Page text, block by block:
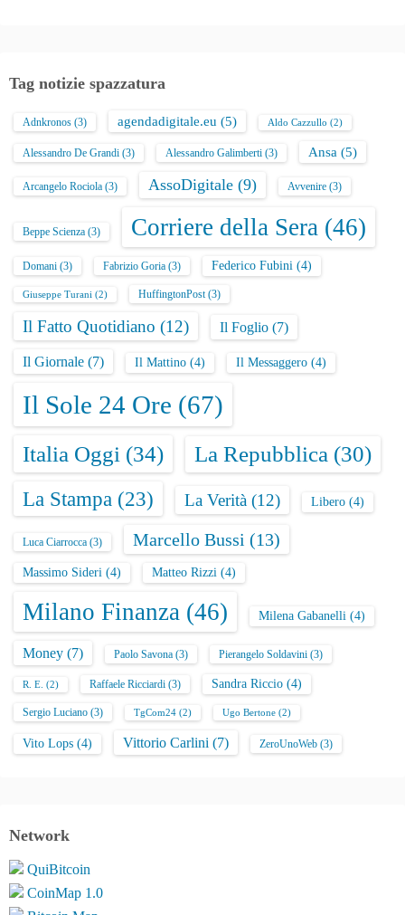
Tag notizie spazzatura
Adnkronos (3) agendadigitale.eu (5) Aldo Cazzullo (2)
Alessandro De Grandi (3) Alessandro Galimberti (3) Ansa (5)
Arcangelo Rociola (3) AssoDigitale (9) Avvenire (3)
Beppe Scienza (3) Corriere della Sera (46)
Domani (3) Fabrizio Goria (3) Federico Fubini (4)
Giuseppe Turani (2) HuffingtonPost(3)
Il Fatto Quotidiano (12) Il Foglio (7)
Il Giornale (7) Il Mattino (4) Il Messaggero (4)
Il Sole 24 Ore (67)
Italia Oggi (34) La Repubblica (30)
La Stampa (23) La Verità (12) Libero (4)
Luca Ciarrocca (3) Marcello Bussi (13)
Massimo Sideri (4) Matteo Rizzi (4)
Milano Finanza (46) Milena Gabanelli (4)
Money (7) Paolo Savona (3) Pierangelo Soldavini (3)
R. E. (2) Raffaele Ricciardi (3) Sandra Riccio (4)
Sergio Luciano (3) TgCom24 (2) Ugo Bertone (2)
Vito Lops (4) Vittorio Carlini (7) ZeroUnoWeb (3)
Network
QuiBitcoin
CoinMap 1.0